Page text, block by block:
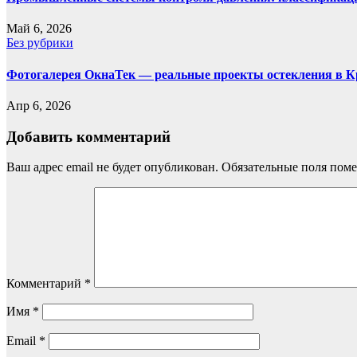
Май 6, 2026
Без рубрики
Фотогалерея ОкнаТек — реальные проекты остекления в
Апр 6, 2026
Добавить комментарий
Ваш адрес email не будет опубликован. Обязательные поля
Комментарий *
Имя *
Email *